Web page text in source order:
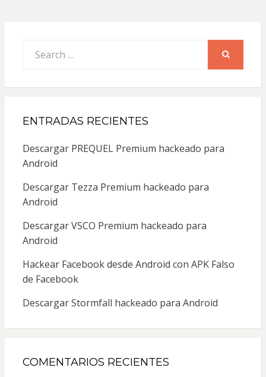
for:
ENTRADAS RECIENTES
Descargar PREQUEL Premium hackeado para
Android
Descargar Tezza Premium hackeado para
Android
Descargar VSCO Premium hackeado para
Android
Hackear Facebook desde Android con APK Falso
de Facebook
Descargar Stormfall hackeado para Android
COMENTARIOS RECIENTES